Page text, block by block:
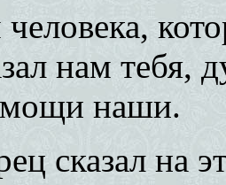
нам тебя,
наши.
сказал на